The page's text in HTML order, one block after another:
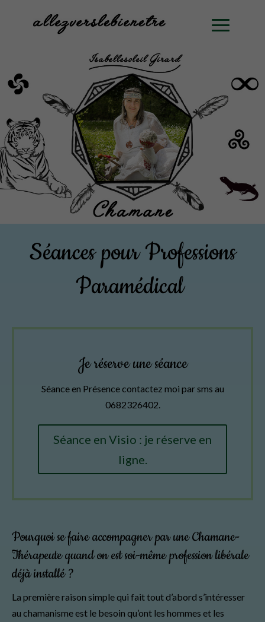
Séances pour Professions
Paramédical
Je réserve une séance
Séance en Présence contactez moi par sms au
0682326402.
Séance en Visio : je réserve en
ligne.
Pourquoi se faire accompagner par une Chamane-
Thérapeute quand on est soi-même profession libérale
déjà installé ?
La première raison simple qui fait tout d’abord s’intéresser
au chamanisme est le besoin qu’ont les hommes et les